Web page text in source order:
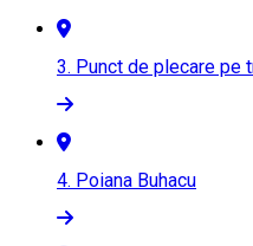
3. Punct de plecare pe
4. Poiana Buhacu